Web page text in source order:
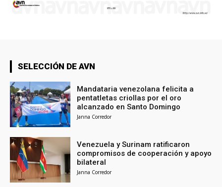
SELECCIÓN DE AVN
Mandataria venezolana felicita a
pentatletas criollas por el oro
alcanzado en Santo Domingo
Janna Corredor
Venezuela y Surinam ratificaron
compromisos de cooperación y apoyo
bilateral
Janna Corredor